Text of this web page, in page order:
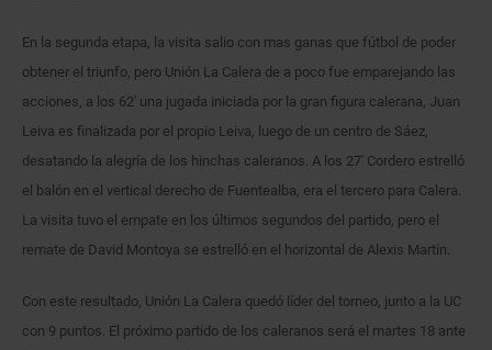
En la segunda etapa, la visita salio con mas ganas que fútbol de poder
obtener el triunfo, pero Unión La Calera de a poco fue emparejando las
acciones, a los 62′ una jugada iniciada por la gran figura calerana, Juan
Leiva es finalizada por el propio Leiva, luego de un centro de Sáez,
desatando la alegría de los hinchas caleranos. A los 27′ Cordero estrelló
el balón en el vertical derecho de Fuentealba, era el tercero para Calera.
La visita tuvo el empate en los últimos segundos del partido, pero el
remate de David Montoya se estrelló en el horizontal de Alexis Martin.
Con este resultado, Unión La Calera quedó líder del torneo, junto a la UC
con 9 puntos. El próximo partido de los caleranos será el martes 18 ante